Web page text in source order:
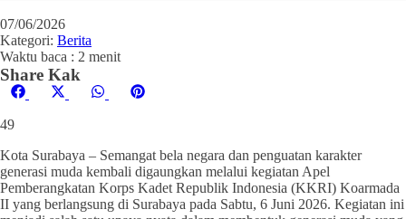
07/06/2026
Kategori: Berita
Waktu baca : 2 menit
Share Kak
Share
FacebookShare
Share
WhatsApp
Share
49
Kota Surabaya – Semangat bela negara dan penguatan karakter
generasi muda kembali digaungkan melalui kegiatan Apel
Pemberangkatan Korps Kadet Republik Indonesia (KKRI) Koarmada
II yang berlangsung di Surabaya pada Sabtu, 6 Juni 2026. Kegiatan ini